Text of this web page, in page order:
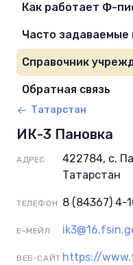
Как работает Ф-
Часто задаваемые
Справочник
Обратная связь
Татарстан
ИК-3 Пановка
АДРЕС
422784, с.
Татарстан
ТЕЛЕФОН 8 (84367) 4-
Е-МЕЙЛ
ВЕБ-САЙТ https://